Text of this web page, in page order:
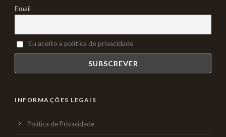
Email
Eu aceito a politica de privacidade
INFORMAÇÕES LEGAIS
Política de Privacidade